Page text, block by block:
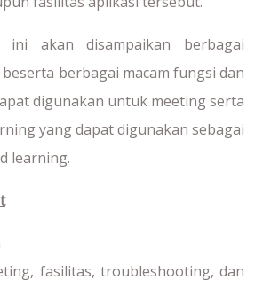
ini akan disampaikan berbagai
berbagai macam fungsi dan
digunakan untuk meeting serta
yang dapat digunakan sebagai
learning.
fasilitas, troubleshooting, dan